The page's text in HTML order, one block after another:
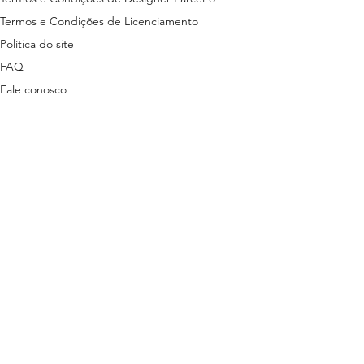
Termos e Condições de Licenciamento
Política do site
FAQ
Fale conosco